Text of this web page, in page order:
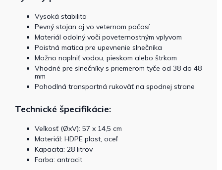
Vysoká stabilita
Pevný stojan aj vo veternom počasí
Materiál odolný voči poveternostným vplyvom
Poistná matica pre upevnenie slnečníka
Možno naplniť vodou, pieskom alebo štrkom
Vhodné pre slnečníky s priemerom tyče od 38 do 48
mm
Pohodlná transportná rukoväť na spodnej strane
Technické špecifikácie:
Veľkosť (ØxV): 57 x 14,5 cm
Materiál: HDPE plast, oceľ
Kapacita: 28 litrov
Farba: antracit